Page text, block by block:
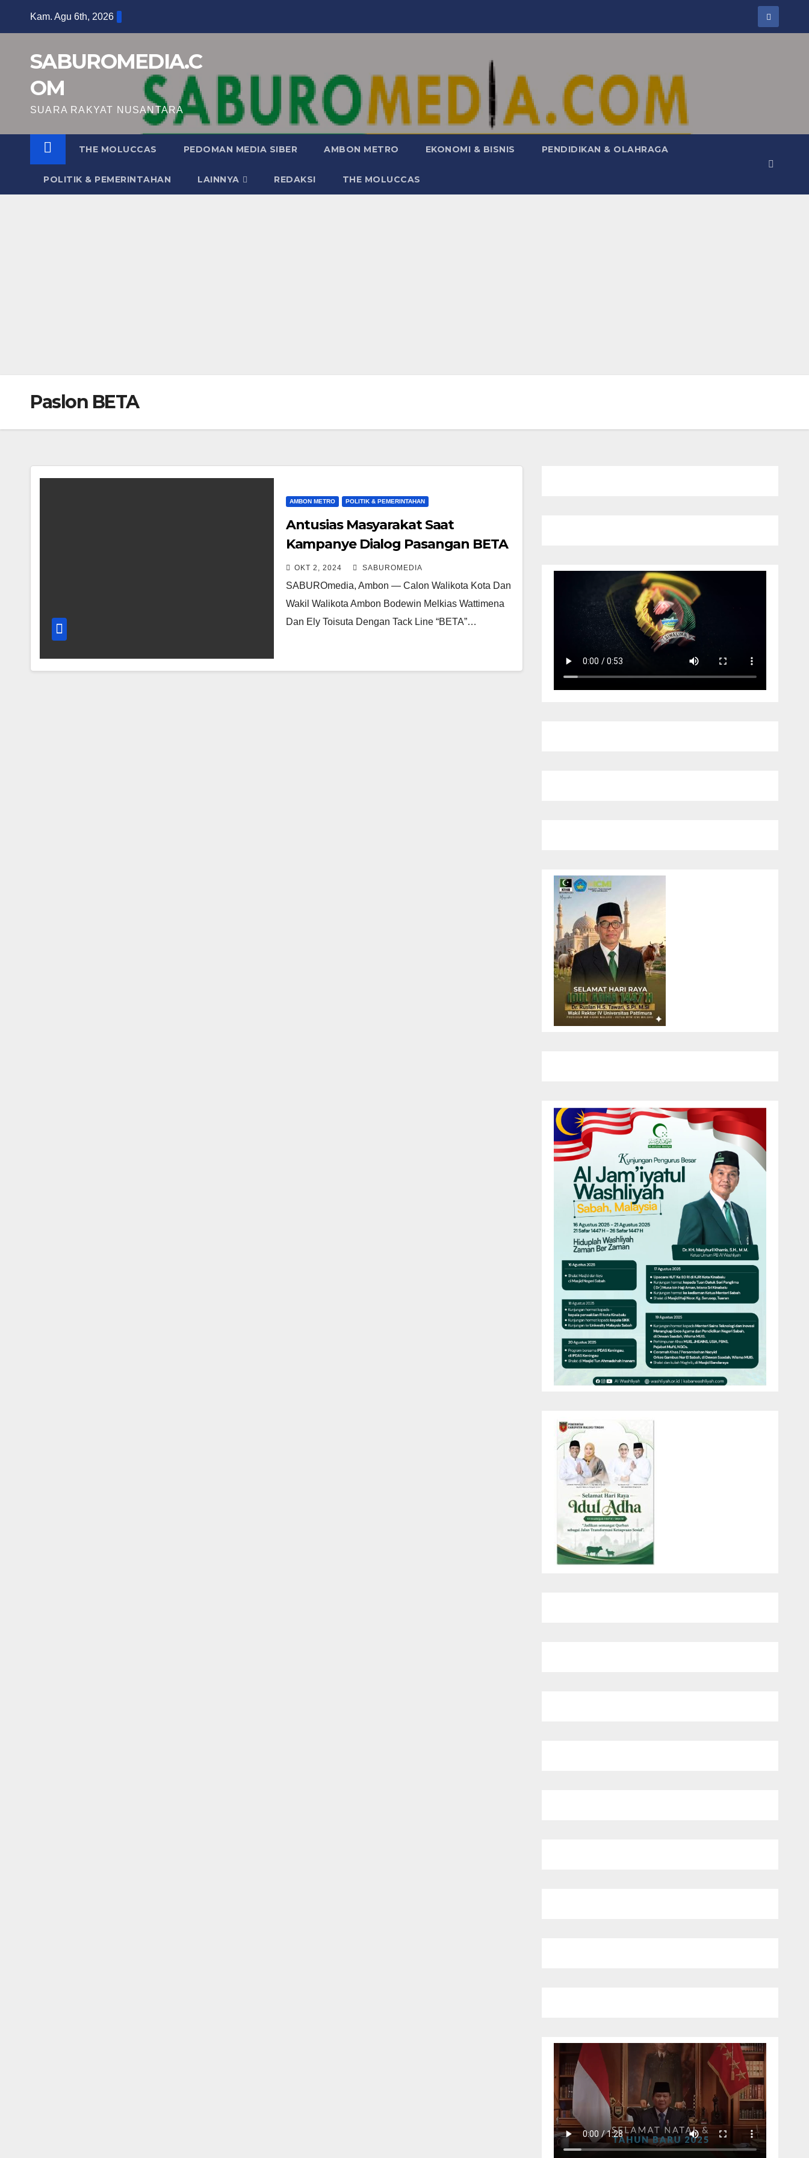
Kam. Agu 6th, 2026
SABUROMEDIA.C
OM
SUARA RAKYAT NUSANTARA
THE MOLUCCAS PEDOMAN MEDIA SIBER AMBON METRO EKONOMI & BISNIS PENDIDIKAN & OLAHRAGA
POLITIK & PEMERINTAHAN LAINNYA REDAKSI THE MOLUCCAS
Paslon BETA
AMBON METRO POLITIK & PEMERINTAHAN
Antusias Masyarakat Saat
Kampanye Dialog Pasangan BETA
Par Ambon, Kami Optimis Menang.
OKT 2, 2024 SABUROMEDIA
SABUROmedia, Ambon — Calon Walikota Kota Dan
Wakil Walikota Ambon Bodewin Melkias Wattimena
Dan Ely Toisuta Dengan Tack Line “BETA”…